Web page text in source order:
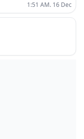
1:51 AM. 16 Dec